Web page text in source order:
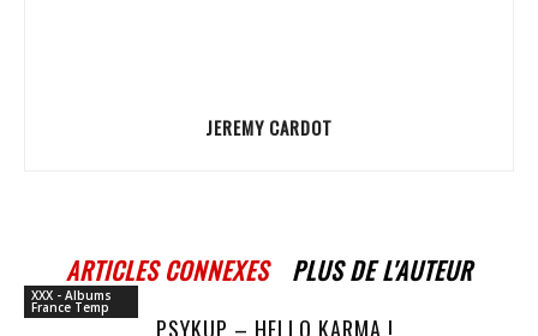
JEREMY CARDOT
ARTICLES CONNEXES PLUS DE L'AUTEUR
XXX - Albums
France Temp
PSYKUP – HELLO KARMA !